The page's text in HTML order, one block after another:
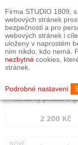
Stříbrný prsten s
2 200 Kč
Firma STUDIO 1809,
webových stránek
bezpečnosti a pro
webových stránek i
uloženy v naprostém
nim nikdo, kdo nemá.
nezbytné cookies,
stránek.
Podrobné nastavení